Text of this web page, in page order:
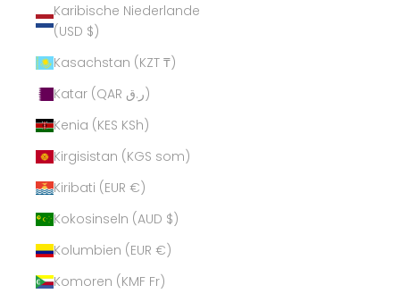
Karibische Niederlande
(USD $)
Kasachstan (KZT ₸)
Katar (QAR ر.ق)
Kenia (KES KSh)
Kirgisistan (KGS som)
Kiribati (EUR €)
Kokosinseln (AUD $)
Kolumbien (EUR €)
Komoren (KMF Fr)